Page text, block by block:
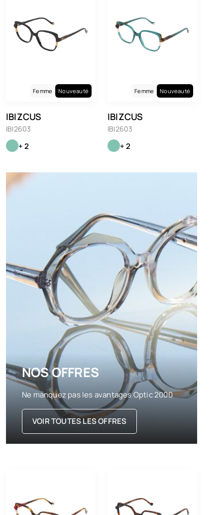
NOS OFFRES
Ne manquez pas les avantages Optic 2000
VOIR TOUTES LES OFFRES
Femme Nouveauté
IBIZCUS
IBI2603
+ 2
Femme Nouveauté
IBIZCUS
IBI2603
+ 2